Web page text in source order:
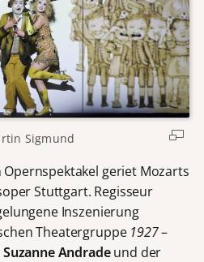
Sigmund
geriet Mozarts
Stuttgart. Regisseur
Inszenierung
Theatergruppe 1927–
Suzanne Andradeund der